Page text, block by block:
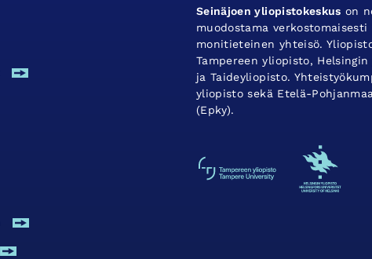
Seinäjoen yliopistokeskus on
muodostama
monitieteinen yhteisö.
Tampereen yliopisto,
ja Taideyliopisto.
yliopisto sekä Etelä-
(Epky).